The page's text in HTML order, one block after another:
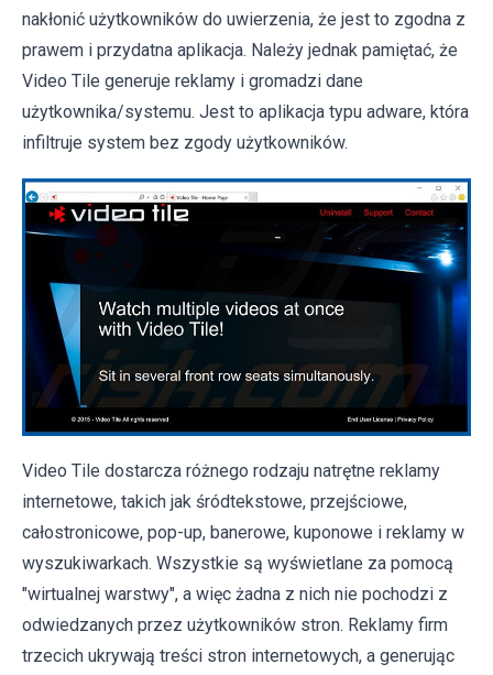
nakłonić użytkowników do uwierzenia, że jest to zgodna z
prawem i przydatna aplikacja. Należy jednak pamiętać, że
Video Tile generuje reklamy i gromadzi dane
użytkownika/systemu. Jest to aplikacja typu adware, która
infiltruje system bez zgody użytkowników.
Video Tile dostarcza różnego rodzaju natrętne reklamy
internetowe, takich jak śródtekstowe, przejściowe,
całostronicowe, pop-up, banerowe, kuponowe i reklamy w
wyszukiwarkach. Wszystkie są wyświetlane za pomocą
"wirtualnej warstwy", a więc żadna z nich nie pochodzi z
odwiedzanych przez użytkowników stron. Reklamy firm
trzecich ukrywają treści stron internetowych, a generując